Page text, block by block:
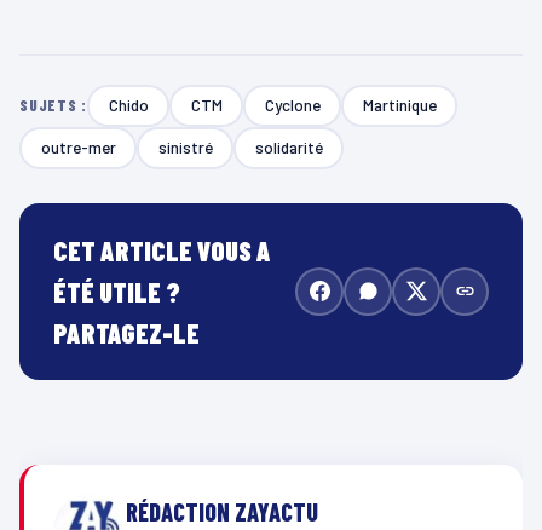
SUJETS : Chido CTM Cyclone Martinique
outre-mer sinistré solidarité
CET ARTICLE VOUS A
ÉTÉ UTILE ?
PARTAGEZ-LE
RÉDACTION ZAYACTU